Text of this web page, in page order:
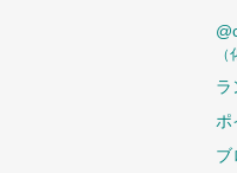
ラ
ポ
ブ